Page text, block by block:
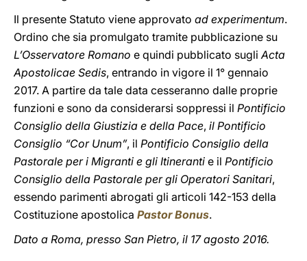
Il presente Statuto viene approvato ad experimentum.
Ordino che sia promulgato tramite pubblicazione su
L’Osservatore Romano e quindi pubblicato sugliActa
Apostolicae Sedis, entrando in vigore il 1° gennaio
2017. A partire da tale data cesseranno dalle proprie
funzioni e sono da considerarsi soppressi il Pontificio
Consiglio della Giustizia e della Pace, il Pontificio
Consiglio “Cor Unum”, il Pontificio Consiglio della
Pastorale per i Migranti e gli Itineranti e il Pontificio
Consiglio della Pastorale per gli Operatori Sanitari,
essendo parimenti abrogati gli articoli 142-153 della
Costituzione apostolica Pastor Bonus.
Dato a Roma, presso San Pietro, il 17 agosto 2016.